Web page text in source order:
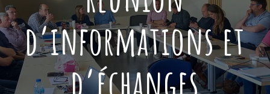
d’informations et
d’échanges